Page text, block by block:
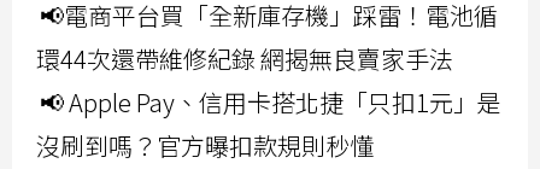
📢電商平台買「全新庫存機」踩雷！電池循
環44次還帶維修紀錄 網揭無良賣家手法
📢 Apple Pay、信用卡搭北捷「只扣1元」是
沒刷到嗎？官方曝扣款規則秒懂